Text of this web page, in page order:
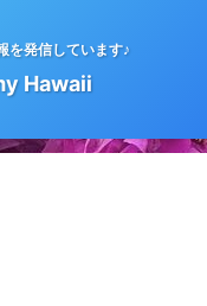
を発信しています♪
Hawaii